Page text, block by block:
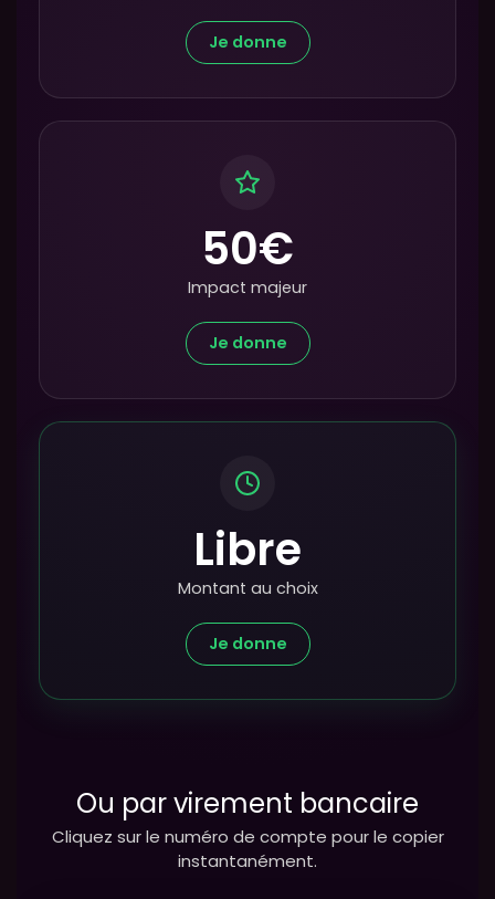
Je donne
50€
Impact majeur
Je donne
Libre
Montant au choix
Je donne
Ou par virement bancaire
Cliquez sur le numéro de compte pour le copier
instantanément.